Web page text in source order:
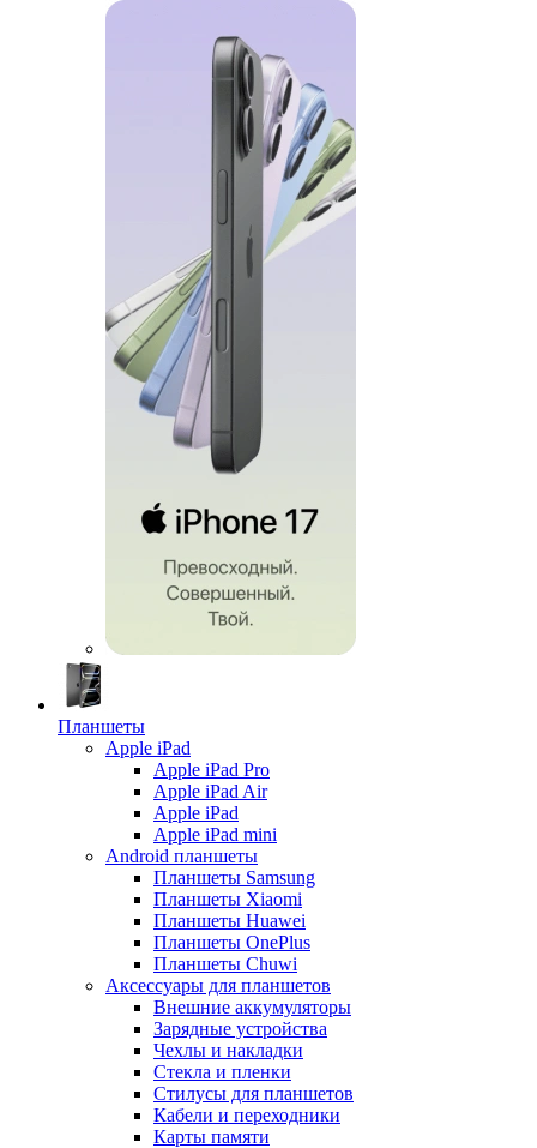
Планшеты
Apple iPad
Apple iPad Pro
Apple iPad Air
Apple iPad
Apple iPad mini
Android планшеты
Планшеты Samsung
Планшеты Xiaomi
Планшеты Huawei
Планшеты OnePlus
Планшеты Chuwi
Аксессуары для планшетов
Внешние аккумуляторы
Зарядные устройства
Чехлы и накладки
Стекла и пленки
Стилусы для планшетов
Кабели и переходники
Карты памяти